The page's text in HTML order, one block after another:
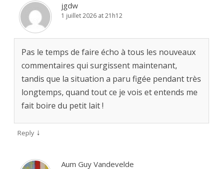
jgdw
1 juillet 2026 at 21h12
Pas le temps de faire écho à tous les nouveaux
commentaires qui surgissent maintenant,
tandis que la situation a paru figée pendant très
longtemps, quand tout ce je vois et entends me
fait boire du petit lait !
Reply ↓
Aum Guy Vandevelde